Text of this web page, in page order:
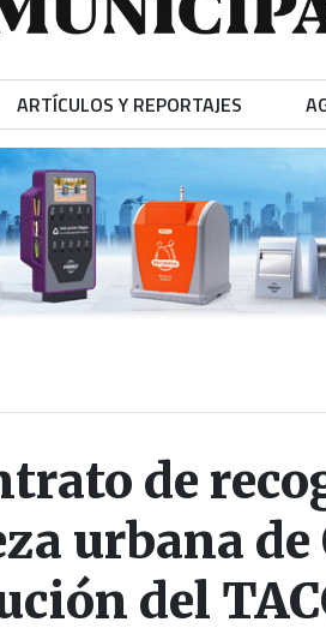
ARTÍCULOS Y REPORTAJES
de
urbana de
del